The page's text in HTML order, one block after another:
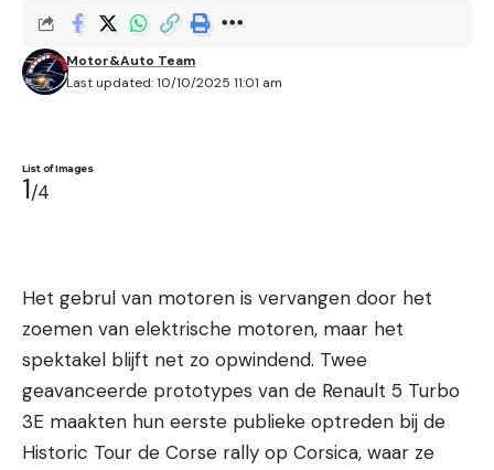
Last updated: 10/10/2025 11:01 am
Motor&Auto Team
List of Images
1/4
Het gebrul van motoren is vervangen door het
zoemen van elektrische motoren, maar het
spektakel blijft net zo opwindend. Twee
geavanceerde prototypes van de Renault 5 Turbo
3E maakten hun eerste publieke optreden bij de
Historic Tour de Corse rally op Corsica, waar ze